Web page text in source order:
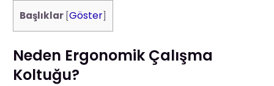
Başlıklar [Göster
Neden Ergonomik Çalışma
Koltuğu?